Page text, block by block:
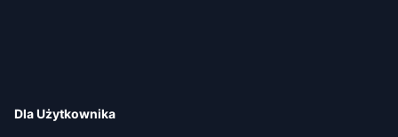
Dla Użytkownika